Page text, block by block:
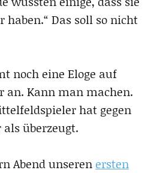
haben.“ Das soll so nicht
noch eine Eloge auf
an. Kann man machen.
hat gegen
überzeugt.
Abend unseren ersten